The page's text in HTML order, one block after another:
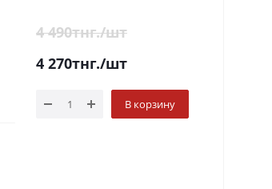
4 490тнг./шт
4 270тнг./шт
В корзину